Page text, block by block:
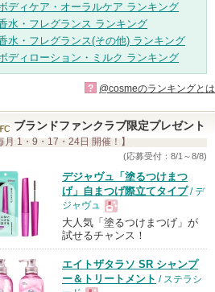
ディケア・オーラルケア ランキング
水・フレグランス ランキング
水・フレグランス(その他) ランキング
ディローション・ミルク ランキング
? @cosmeのランキングとは
ブランドファンクラブ限定プレゼント
月 1・9・17・24日 開催！】
(応募受付：8/1～8/8)
デジャヴュ「塗るつけまつ
げ」自まつげ際立てタイプ/ デ
ジャヴュ
現
品
大人気「塗るつけまつげ」が
試せるチャンス！
エイトザタラソ SR シャンプ
ー＆トリートメント / ステラシ